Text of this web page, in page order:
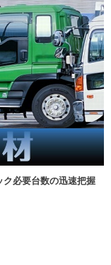
ク必要台数の迅速把握